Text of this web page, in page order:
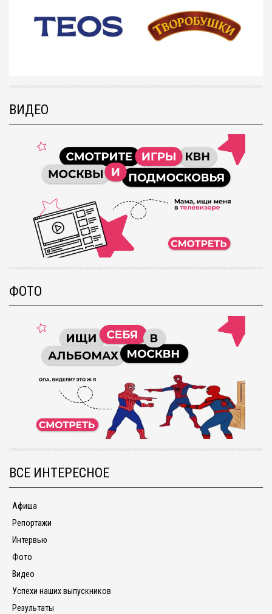
ВИДЕО
ФОТО
ВСЕ ИНТЕРЕСНОЕ
Афиша
Репортажи
Интервью
Фото
Видео
Успехи наших выпускников
Результаты